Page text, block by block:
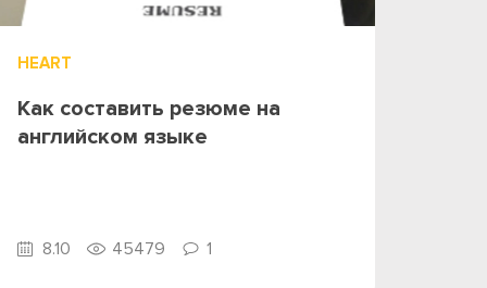
HEART
Как составить резюме на
английском языке
8.10 45479 1